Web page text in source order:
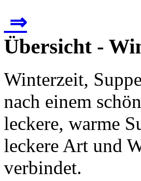
⇒
Übersicht -
Winterzeit,
nach einem
leckere, warme
leckere Art und
verbindet.